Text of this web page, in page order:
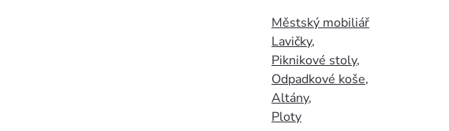
Městský mobiliář
Lavičky,
Piknikové stoly,
Odpadkové koše,
Altány,
Ploty